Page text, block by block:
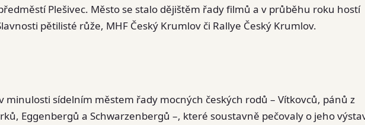
Plešivec. Město se stalo dějištěm řady filmů a v průběhu roku hostí
pětilisté růže, MHF Český Krumlov či Rallye Český Krumlov.
minulosti sídelním městem řady mocných českých rodů – Vítkovců, pánů z
Eggenbergů a Schwarzenbergů –, které soustavně pečovaly o jeho